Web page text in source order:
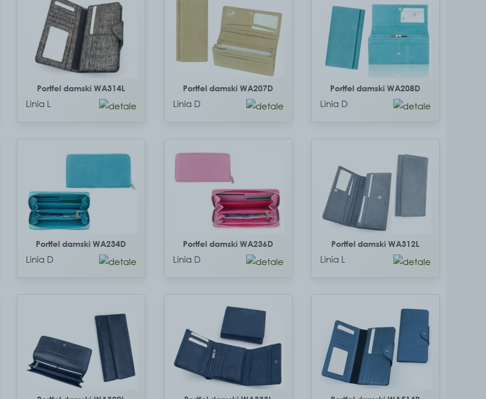
Portfel damski WA314L
Linia L
Portfel damski WA207D
Linia D
Portfel damski WA208D
Linia D
Portfel damski WA234D
Linia D
Portfel damski WA236D
Linia D
Portfel damski WA312L
Linia L